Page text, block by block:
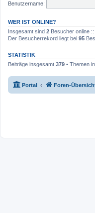
Benutzername:
WER IST ONLINE?
Insgesamt sind 2 Besucher online
Der Besucherrekord liegt bei 95
STATISTIK
Beiträge insgesamt 379 • Themen
Portal Foren-